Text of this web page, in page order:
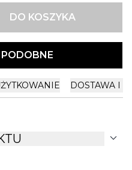
DO KOSZYKA
DOSTAWA I
expand_more